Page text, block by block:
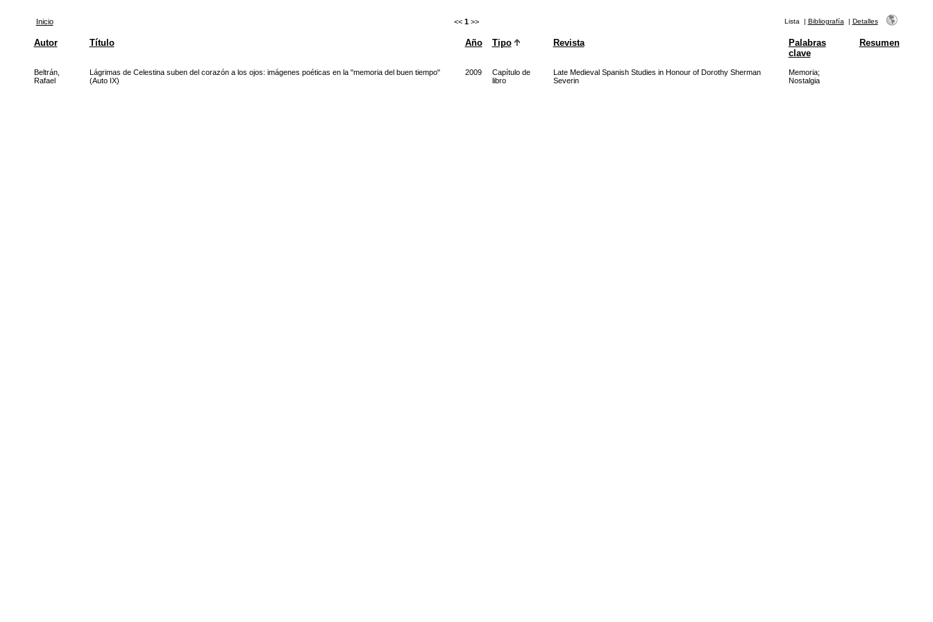
Inicio << 1 >> Lista | Bibliografía | Detalles
Autor Título Año Tipo Revista
Palabras
clave
Resumen
Beltrán,
Rafael
Lágrimas de Celestina suben del corazón a los ojos: imágenes poéticas en la "memoria del buen tiempo"
(Auto IX)
2009
Capítulo de
libro
Late Medieval Spanish Studies in Honour of Dorothy Sherman
Severin
Memoria;
Nostalgia